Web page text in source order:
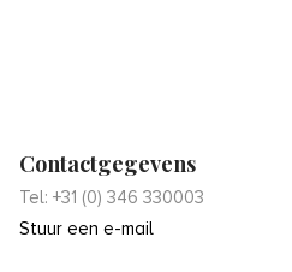
Contactgegevens
Tel: +31 (0) 346 330003
Stuur een e-mail